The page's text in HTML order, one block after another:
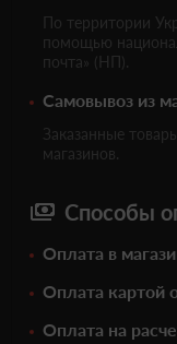
По территории
помощью
почта» (НП).
Самовывоз из
Заказанные
магазинов.
Способы
Оплата в
Оплата картой
Оплата на